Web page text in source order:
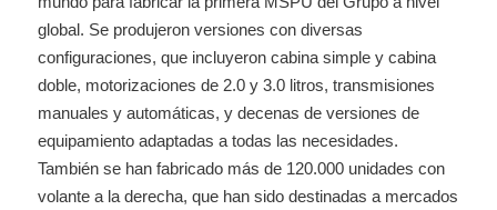
global. Se produjeron versiones con diversas
configuraciones, que incluyeron cabina simple y cabina
doble, motorizaciones de 2.0 y 3.0 litros, transmisiones
manuales y automáticas, y decenas de versiones de
equipamiento adaptadas a todas las necesidades.
También se han fabricado más de 120.000 unidades con
volante a la derecha, que han sido destinadas a mercados